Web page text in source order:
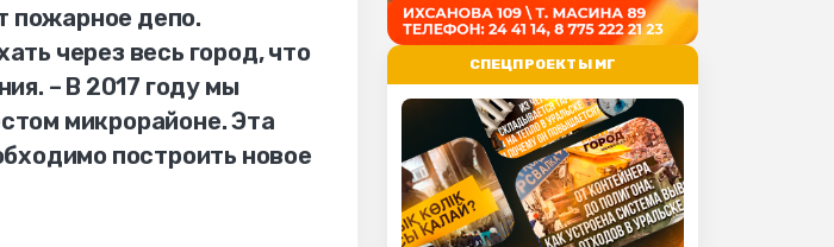
пожарное депо.
через весь город, что
– В 2017 году мы
микрорайоне. Эта
построить новое
СПЕЦПРОЕКТЫ МГ